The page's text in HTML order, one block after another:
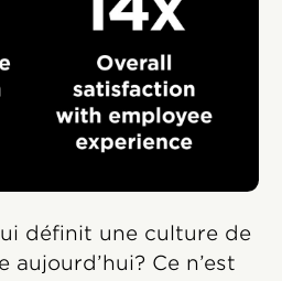
définit une culture de
aujourd’hui? Ce n’est